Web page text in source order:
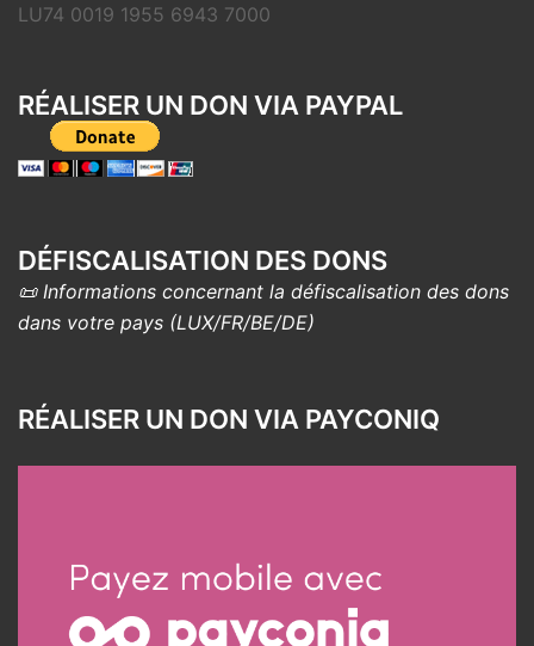
LU74 0019 1955 6943 7000
RÉALISER UN DON VIA PAYPAL
DÉFISCALISATION DES DONS
📜 Informations concernant la défiscalisation des dons
dans votre pays (LUX/FR/BE/DE)
RÉALISER UN DON VIA PAYCONIQ